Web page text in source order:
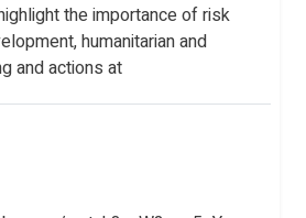
the importance of risk
humanitarian and
and actions at